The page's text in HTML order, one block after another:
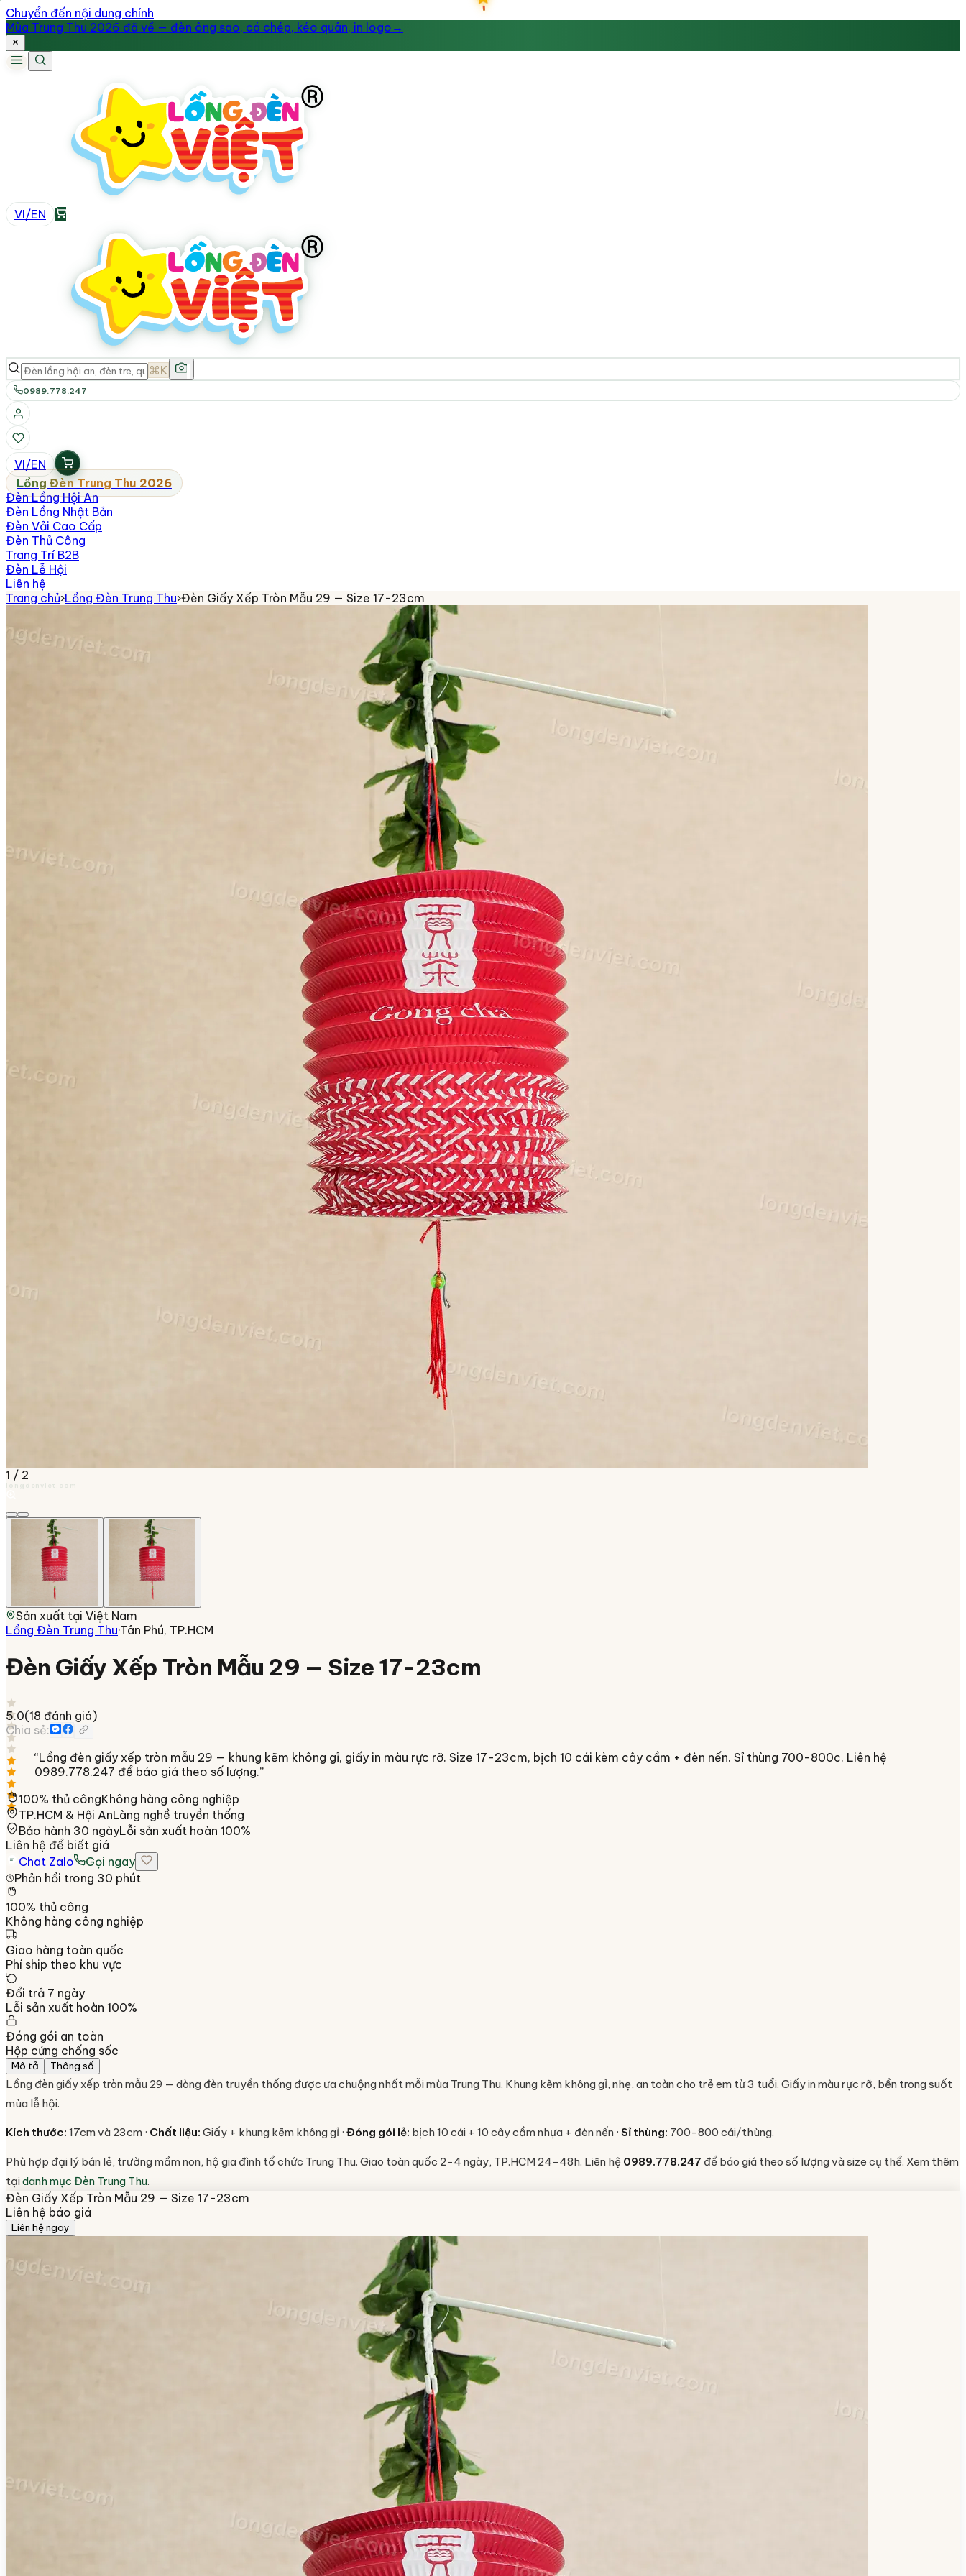
Chuyển đến nội dung chính
Mùa Trung Thu 2026 đã về — đèn ông sao, cá chép, kéo quân, in logo →
VI/EN
⌘K
0989.778.247
VI/EN
Lồng Đèn Trung Thu 2026
Đèn Lồng Hội An
Đèn Lồng Nhật Bản
Đèn Vải Cao Cấp
Đèn Thủ Công
Trang Trí B2B
Đèn Lễ Hội
Liên hệ
Trang chủ›Lồng Đèn Trung Thu›Đèn Giấy Xếp Tròn Mẫu 29 — Size 17-23cm
1 / 2
longdenviet.com
Sản xuất tại Việt Nam
Lồng Đèn Trung Thu·Tân Phú, TP.HCM
Đèn Giấy Xếp Tròn Mẫu 29 — Size 17-23cm
5.0(18 đánh giá)
Chia sẻ:
“Lồng đèn giấy xếp tròn mẫu 29 — khung kẽm không gỉ, giấy in màu rực rỡ. Size 17-23cm, bịch 10 cái kèm cây cầm + đèn nến. Sỉ thùng 700-800c. Liên hệ
0989.778.247 để báo giá theo số lượng.”
100% thủ côngKhông hàng công nghiệp
TP.HCM & Hội AnLàng nghề truyền thống
Bảo hành 30 ngàyLỗi sản xuất hoàn 100%
Liên hệ để biết giá
Chat Zalo
Gọi ngay
Phản hồi trong 30 phút
100% thủ công
Không hàng công nghiệp
Giao hàng toàn quốc
Phí ship theo khu vực
Đổi trả 7 ngày
Lỗi sản xuất hoàn 100%
Đóng gói an toàn
Hộp cứng chống sốc
Mô tả Thông số
Lồng đèn giấy xếp tròn mẫu 29 — dòng đèn truyền thống được ưa chuộng nhất mỗi mùa Trung Thu. Khung kẽm không gỉ, nhẹ, an toàn cho trẻ em từ 3 tuổi. Giấy in màu rực rỡ, bền trong suốt
mùa lễ hội.
Kích thước: 17cm và 23cm · Chất liệu: Giấy + khung kẽm không gỉ · Đóng gói lẻ: bịch 10 cái + 10 cây cầm nhựa + đèn nến · Sỉ thùng: 700-800 cái/thùng.
Phù hợp đại lý bán lẻ, trường mầm non, hộ gia đình tổ chức Trung Thu. Giao toàn quốc 2-4 ngày, TP.HCM 24-48h. Liên hệ 0989.778.247 để báo giá theo số lượng và size cụ thể. Xem thêm
tạidanh mục Đèn Trung Thu.
Đèn Giấy Xếp Tròn Mẫu 29 — Size 17-23cm
Liên hệ báo giá
Liên hệ ngay